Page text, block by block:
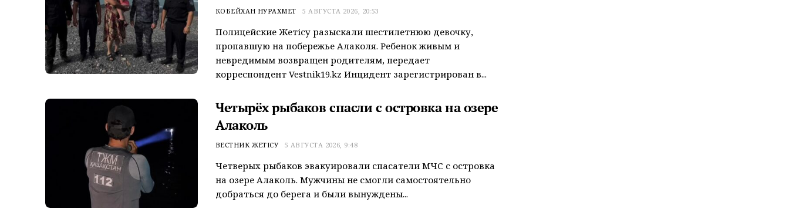
КОБЕЙХАН НУРАХМЕТ 5 АВГУСТА 2026, 20:53
Полицейские Жетісу разыскали шестилетнюю девочку,
пропавшую на побережье Алаколя. Ребенок живым и
невредимым возвращен родителям, передает
корреспондент Vestnik19.kz Инцидент зарегистрирован в...
Четырёх рыбаков спасли с островка на озере
Алаколь
ВЕСТНИК ЖЕТІСУ 5 АВГУСТА 2026, 9:48
Четверых рыбаков эвакуировали спасатели МЧС с островка
на озере Алаколь. Мужчины не смогли самостоятельно
добраться до берега и были вынуждены...